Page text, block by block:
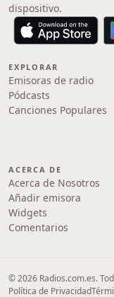
dispositivo.
EXPLORAR
Emisoras de radio
Pódcasts
Canciones Populares
ACERCA DE
Acerca de Nosotros
Añadir emisora
Widgets
Comentarios
© 2026 Radios.com.es.
Política de Privacidad